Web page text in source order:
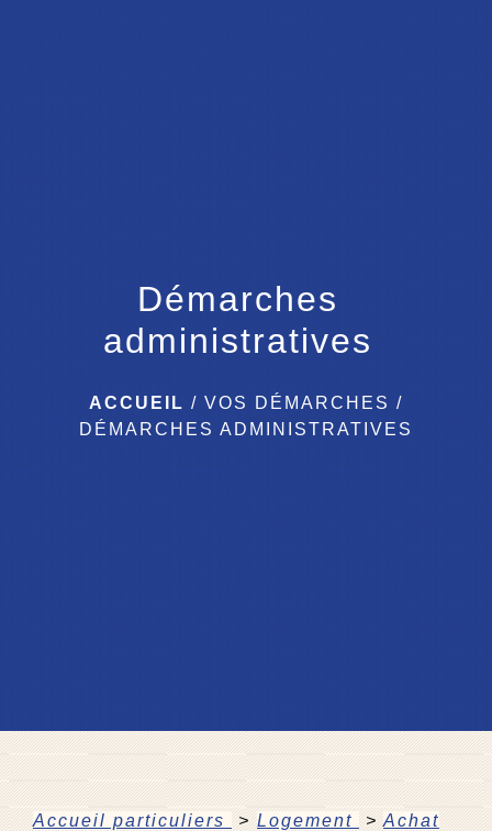
Démarches
administratives
ACCUEIL / VOS DÉMARCHES /
DÉMARCHES ADMINISTRATIVES
Accueil particuliers > Logement > Achat